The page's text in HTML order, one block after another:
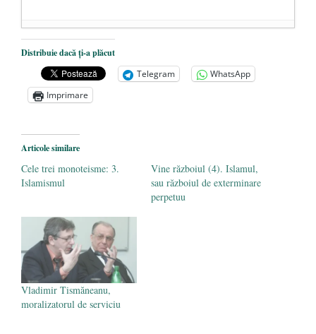
De ce propaganda LGBT nu-și are locul în
unitățile de învățământ
- 17 iunie 2020
Anarhia din SUA e opera stângii radicale
2 iunie 2020
are prea puțin a face cu informarea
mai 2020
Distribuie dacă ți-a plăcut
Telegram
WhatsApp
Imprimare
Articole similare
Cele trei monoteisme: 3.
Islamismul
Vine războiul (4). Islamul,
sau războiul de exterminare
perpetuu
Vladimir Tismăneanu,
moralizatorul de serviciu